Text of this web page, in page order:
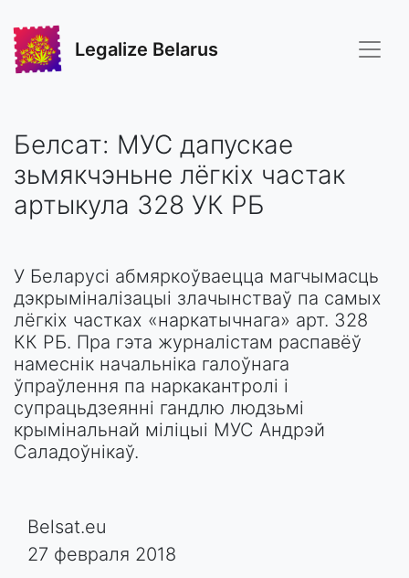
Legalize Belarus
Белсат: МУС дапускае
зьмякчэньне лёгкіх частак
артыкула 328 УК РБ
У Беларусі абмяркоўваецца магчымасць
дэкрыміналізацыі злачынстваў па самых
лёгкіх частках «наркатычнага» арт. 328
КК РБ. Пра гэта журналістам распавёў
намеснік начальніка галоўнага
ўпраўлення па наркакантролі і
супрацьдзеянні гандлю людзьмі
крымінальнай міліцыі МУС Андрэй
Саладоўнікаў.
Belsat.eu
27 февраля 2018